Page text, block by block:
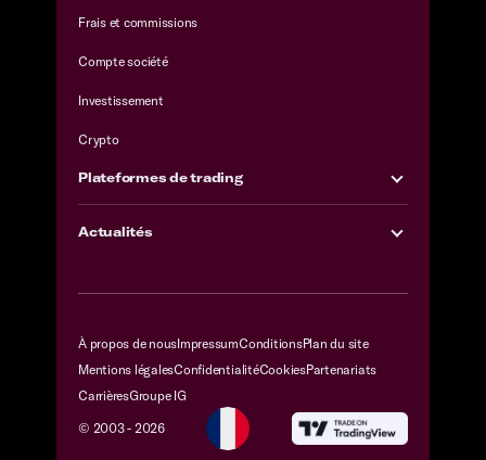
Frais et commissions
Compte société
Investissement
Crypto
Plateformes de trading
Actualités
À propos de nousImpressumConditionsPlan du site
Mentions légalesConfidentialitéCookiesPartenariats
CarrièresGroupe IG
© 2003 - 2026